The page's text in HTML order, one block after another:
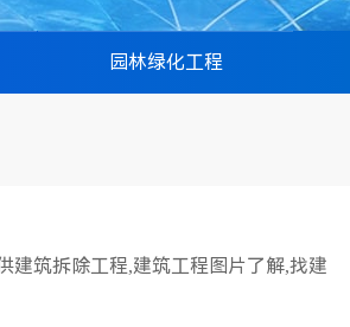
园林绿化工程
建筑拆除工程,建筑工程图片了解,找建